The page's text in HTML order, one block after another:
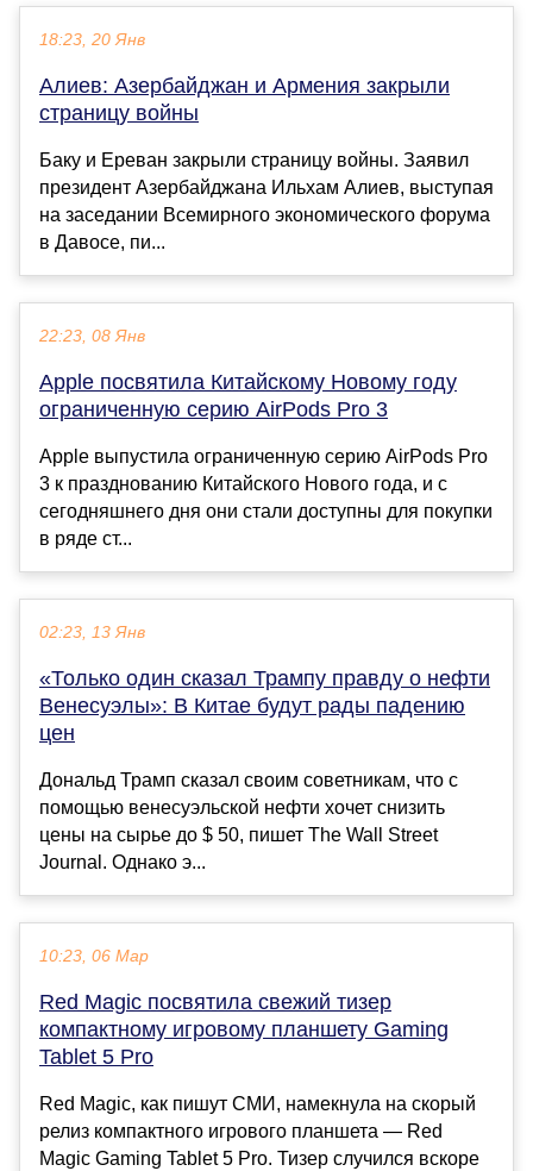
18:23, 20 Янв
Алиев: Азербайджан и Армения закрыли
страницу войны
Баку и Ереван закрыли страницу войны. Заявил
президент Азербайджана Ильхам Алиев, выступая
на заседании Всемирного экономического форума
в Давосе, пи...
22:23, 08 Янв
Apple посвятила Китайскому Новому году
ограниченную серию AirPods Pro 3
Apple выпустила ограниченную серию AirPods Pro
3 к празднованию Китайского Нового года, и с
сегодняшнего дня они стали доступны для покупки
в ряде ст...
02:23, 13 Янв
«Только один сказал Трампу правду о нефти
Венесуэлы»: В Китае будут рады падению
цен
Дональд Трамп сказал своим советникам, что с
помощью венесуэльской нефти хочет снизить
цены на сырье до $ 50, пишет The Wall Street
Journal. Однако э...
10:23, 06 Мар
Red Magic посвятила свежий тизер
компактному игровому планшету Gaming
Tablet 5 Pro
Red Magic, как пишут СМИ, намекнула на скорый
релиз компактного игрового планшета — Red
Magic Gaming Tablet 5 Pro. Тизер случился вскоре